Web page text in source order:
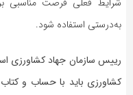
به‌درستی استفاده شود.
رییس سازمان جهاد کشاورزی
کشاورزی باید با حساب و